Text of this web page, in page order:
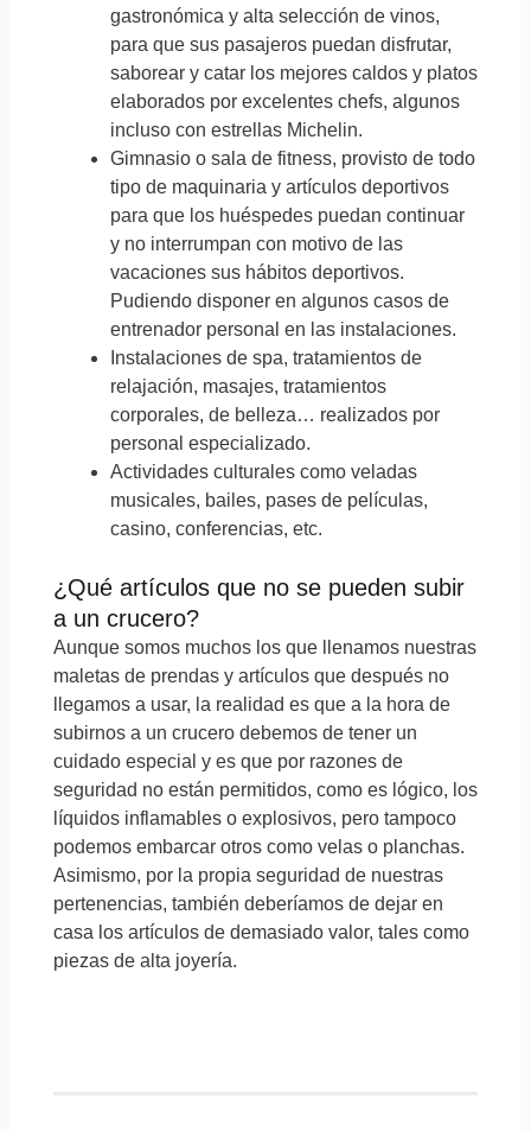
gastronómica y alta selección de vinos,
para que sus pasajeros puedan disfrutar,
saborear y catar los mejores caldos y platos
elaborados por excelentes chefs, algunos
incluso con estrellas Michelin.
Gimnasio o sala de fitness, provisto de todo
tipo de maquinaria y artículos deportivos
para que los huéspedes puedan continuar
y no interrumpan con motivo de las
vacaciones sus hábitos deportivos.
Pudiendo disponer en algunos casos de
entrenador personal en las instalaciones.
Instalaciones de spa, tratamientos de
relajación, masajes, tratamientos
corporales, de belleza… realizados por
personal especializado.
Actividades culturales como veladas
musicales, bailes, pases de películas,
casino, conferencias, etc.
¿Qué artículos que no se pueden subir
a un crucero?
Aunque somos muchos los que llenamos nuestras
maletas de prendas y artículos que después no
llegamos a usar, la realidad es que a la hora de
subirnos a un crucero debemos de tener un
cuidado especial y es que por razones de
seguridad no están permitidos, como es lógico, los
líquidos inflamables o explosivos, pero tampoco
podemos embarcar otros como velas o planchas.
Asimismo, por la propia seguridad de nuestras
pertenencias, también deberíamos de dejar en
casa los artículos de demasiado valor, tales como
piezas de alta joyería.